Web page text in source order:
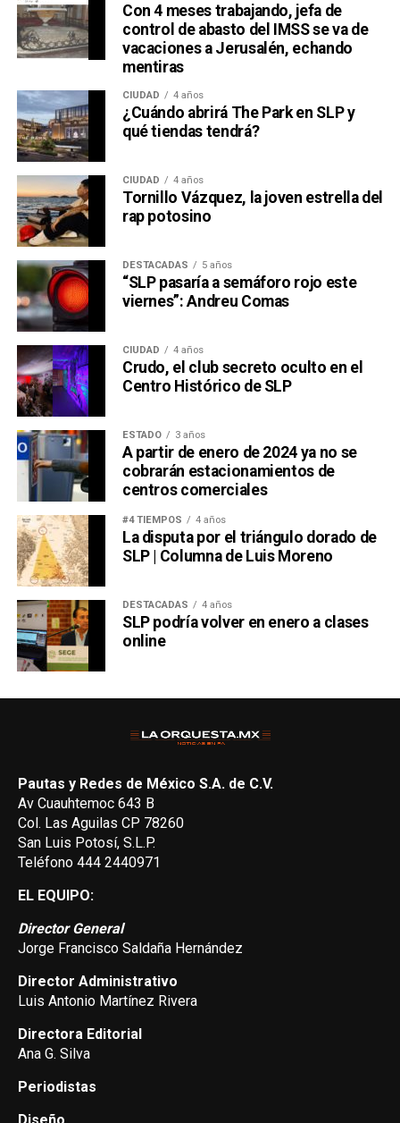
Con 4 meses trabajando, jefa de
control de abasto del IMSS se va de
vacaciones a Jerusalén, echando
mentiras
CIUDAD 4 años
¿Cuándo abrirá The Park en SLP y
qué tiendas tendrá?
CIUDAD 4 años
Tornillo Vázquez, la joven estrella del
rap potosino
DESTACADAS 5 años
“SLP pasaría a semáforo rojo este
viernes”: Andreu Comas
CIUDAD 4 años
Crudo, el club secreto oculto en el
Centro Histórico de SLP
ESTADO 3 años
A partir de enero de 2024 ya no se
cobrarán estacionamientos de
centros comerciales
#4 TIEMPOS 4 años
La disputa por el triángulo dorado de
SLP | Columna de Luis Moreno
DESTACADAS 4 años
SLP podría volver en enero a clases
online
Pautas y Redes de México S.A. de C.V.
Av Cuauhtemoc 643 B
Col. Las Aguilas CP 78260
San Luis Potosí, S.L.P.
Teléfono 444 2440971
EL EQUIPO:
Director General
Jorge Francisco Saldaña Hernández
Director Administrativo
Luis Antonio Martínez Rivera
Directora Editorial
Ana G. Silva
Periodistas